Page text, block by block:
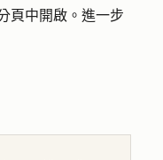
頁中開啟。進一步